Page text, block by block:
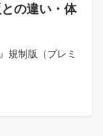
の違い・体
規制版（プレミ